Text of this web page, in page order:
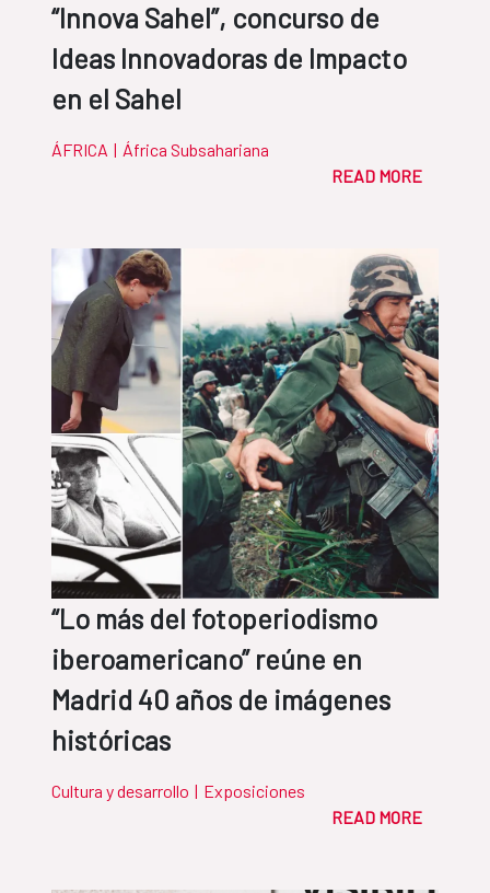
“Innova Sahel”, concurso de
Ideas Innovadoras de Impacto
en el Sahel
ÁFRICA | África Subsahariana
READ MORE
“Lo más del fotoperiodismo
iberoamericano” reúne en
Madrid 40 años de imágenes
históricas
Cultura y desarrollo | Exposiciones
READ MORE